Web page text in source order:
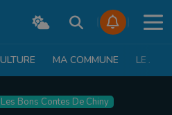
MA COMMUNE LE JT
Les Bons Contes De Chiny